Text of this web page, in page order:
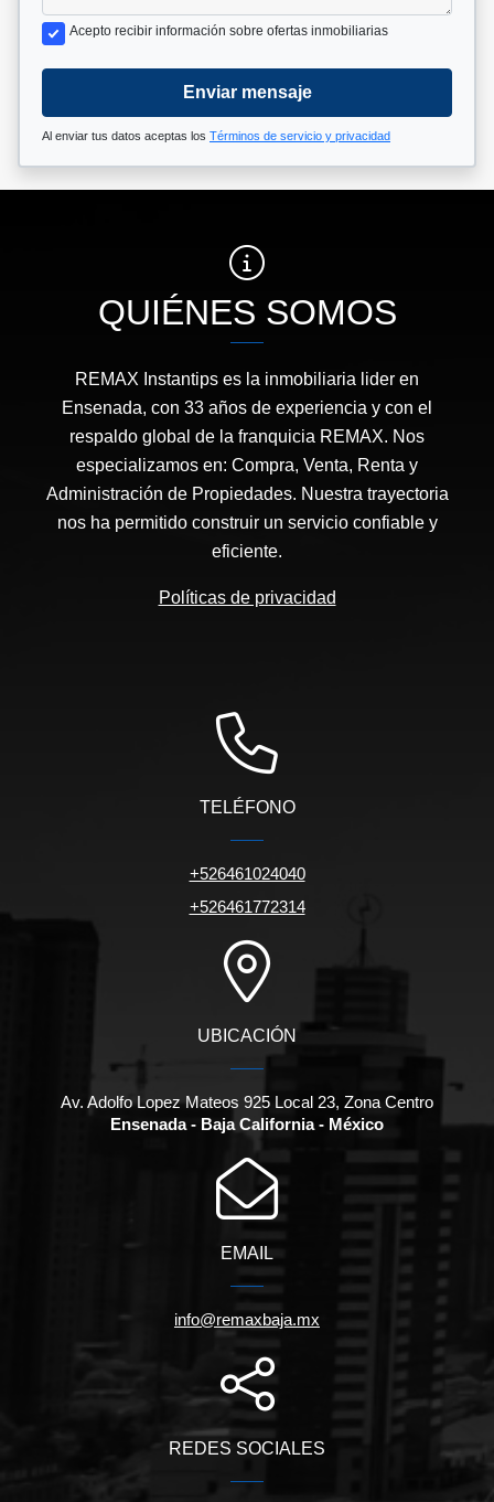
Acepto recibir información sobre ofertas inmobiliarias
Enviar mensaje
Al enviar tus datos aceptas los Términos de servicio y privacidad
QUIÉNES SOMOS
REMAX Instantips es la inmobiliaria lider en
Ensenada, con 33 años de experiencia y con el
respaldo global de la franquicia REMAX. Nos
especializamos en: Compra, Venta, Renta y
Administración de Propiedades. Nuestra trayectoria
nos ha permitido construir un servicio confiable y
eficiente.
Políticas de privacidad
TELÉFONO
+526461024040
+526461772314
UBICACIÓN
Av. Adolfo Lopez Mateos 925 Local 23, Zona Centro
Ensenada - Baja California - México
EMAIL
info@remaxbaja.mx
REDES SOCIALES